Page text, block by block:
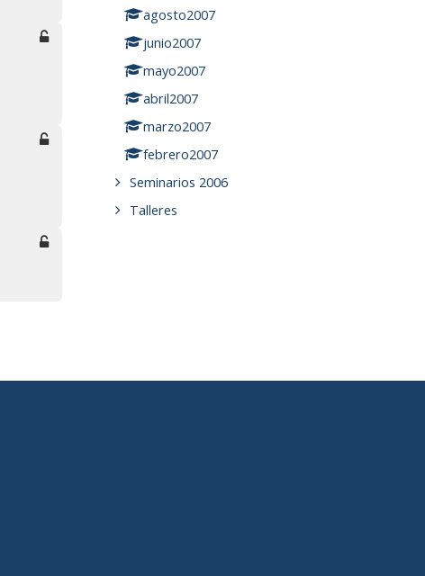
agosto2007
junio2007
mayo2007
abril2007
marzo2007
febrero2007
Seminarios 2006
Talleres